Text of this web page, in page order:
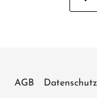
AGB Datenschutz